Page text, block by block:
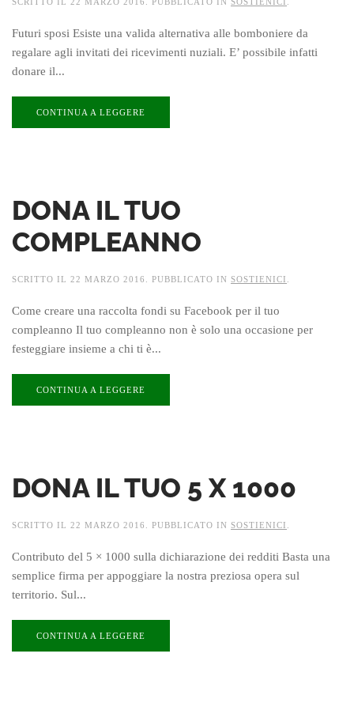
Futuri sposi Esiste una valida alternativa alle bomboniere da
regalare agli invitati dei ricevimenti nuziali. E’ possibile infatti
donare il...
CONTINUA A LEGGERE
DONA IL TUO
COMPLEANNO
SCRITTO IL 22 MARZO 2016 . PUBBLICATO IN SOSTIENICI
Come creare una raccolta fondi su Facebook per il tuo
compleanno Il tuo compleanno non è solo una occasione per
festeggiare insieme a chi ti è...
CONTINUA A LEGGERE
DONA IL TUO 5 X 1000
SCRITTO IL 22 MARZO 2016 . PUBBLICATO IN SOSTIENICI
Contributo del 5 × 1000 sulla dichiarazione dei redditi Basta una
semplice firma per appoggiare la nostra preziosa opera sul
territorio. Sul...
CONTINUA A LEGGERE